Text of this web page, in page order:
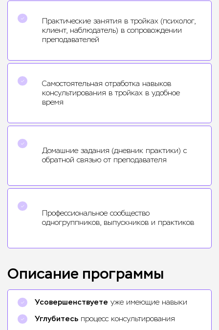
Практические занятия в тройках (психолог,
клиент, наблюдатель) в сопровождении
преподавателей
Самостоятельная отработка навыков
консультирования в тройках в удобное
время
Домашние задания (дневник практики) с
обратной связью от преподавателя
Профессиональное сообщество
одногруппников, выпускников и практиков
Описание программы
Усовершенствуете уже имеющие навыки
Углубитесь процесс консультирования